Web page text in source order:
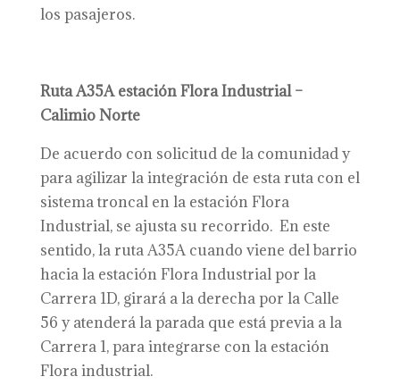
los pasajeros.
Ruta A35A estación Flora Industrial –
Calimio Norte
De acuerdo con solicitud de la comunidad y
para agilizar la integración de esta ruta con el
sistema troncal en la estación Flora
Industrial, se ajusta su recorrido. En este
sentido, la ruta A35A cuando viene del barrio
hacia la estación Flora Industrial por la
Carrera 1D, girará a la derecha por la Calle
56 y atenderá la parada que está previa a la
Carrera 1, para integrarse con la estación
Flora industrial.